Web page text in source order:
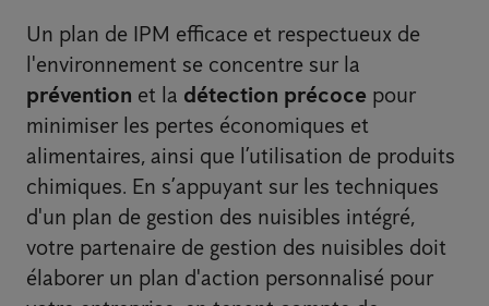
Un plan de IPM efficace et respectueux de
l'environnement se concentre sur la
prévention et la détection précoce pour
minimiser les pertes économiques et
alimentaires, ainsi que l’utilisation de produits
chimiques. En s’appuyant sur les techniques
d'un plan de gestion des nuisibles intégré,
votre partenaire de gestion des nuisibles doit
élaborer un plan d'action personnalisé pour